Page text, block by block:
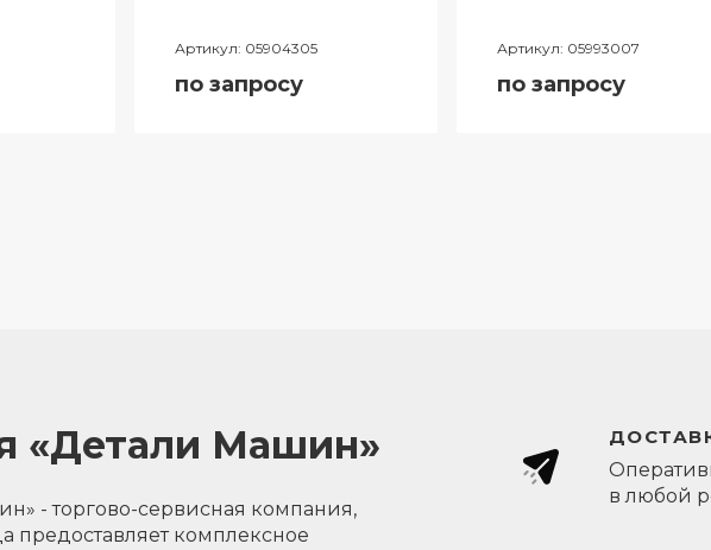
Артикул: 05904305
по запросу
Артикул: 05993007
по запросу
«Детали Машин»
- торгово-сервисная компания,
предоставляет комплексное
в любой